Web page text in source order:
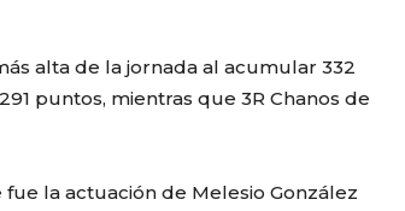
alta de la jornada al acumular 332
puntos, mientras que 3R Chanos de
la actuación de Melesio González